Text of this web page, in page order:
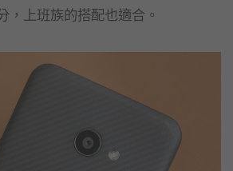
，上班族的搭配也適合。